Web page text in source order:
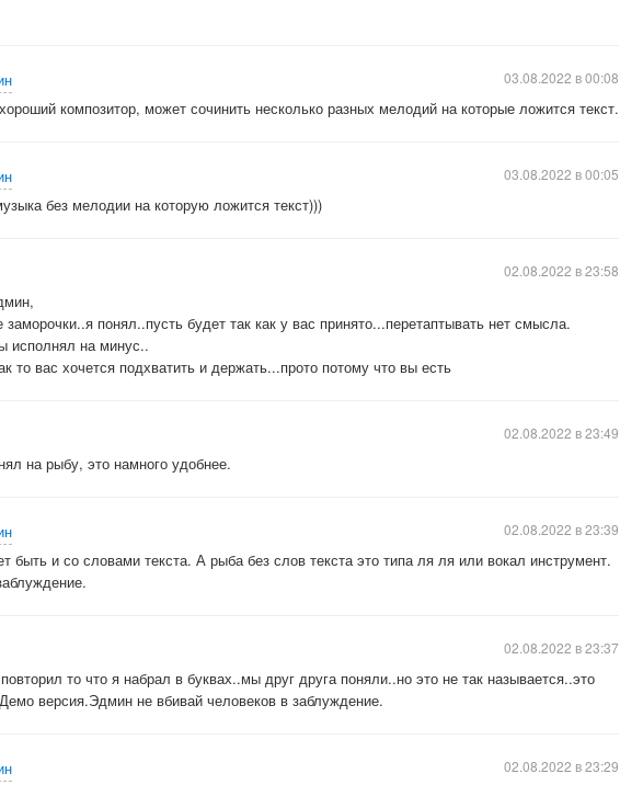
композитор, может сочинить несколько разных мелодий на которые ложится текст.
03.08.2022 в 00:08
без мелодии на которую ложится текст)))
03.08.2022 в 00:05
понял..пусть будет так как у вас принято...перетаптывать нет смысла.
исполнял на минус..
то вас хочется подхватить и держать...прото потому что вы есть
02.08.2022 в 23:58
на рыбу, это намного удобнее.
02.08.2022 в 23:49
быть и со словами текста. А рыба без слов текста это типа ля ля или вокал инструмент.
02.08.2022 в 23:39
то что я набрал в буквах..мы друг друга поняли..но это не так называется..это
версия.Эдмин не вбивай человеков в заблуждение.
02.08.2022 в 23:37
02.08.2022 в 23:29